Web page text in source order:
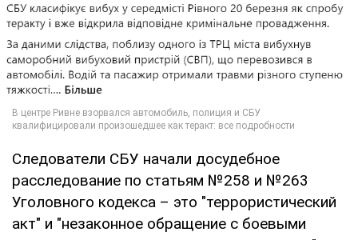
Следователи СБУ начали досудебное
расследование по статьям №258 и №263
Уголовного кодекса – это "террористический
акт" и "незаконное обращение с боевыми